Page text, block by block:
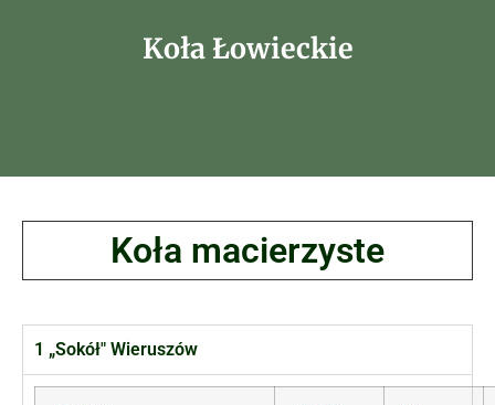
Koła Łowieckie
Koła macierzyste
1 „Sokół" Wieruszów